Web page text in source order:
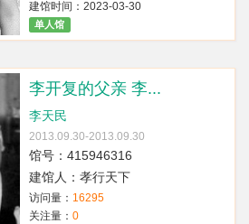
建馆时间：2023-03-30
单人馆
李开复的父亲 李...
李天民
2013.09.30-2013.09.30
馆号：415946316
建馆人：孝行天下
访问量： 16295
关注量： 0